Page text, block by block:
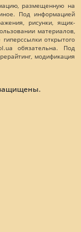
размещенную на
Под информацией
рисунки, ящик-
материалов,
открытого
обязательна. Под
модификация
защищены.